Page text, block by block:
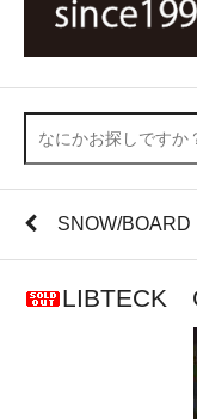
SNOW/BOARD
LIBTECK